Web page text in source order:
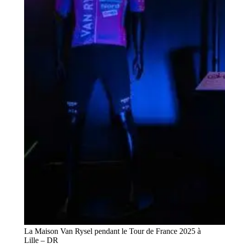
La Maison Van Rysel pendant le Tour de France 2025 à
Lille – DR